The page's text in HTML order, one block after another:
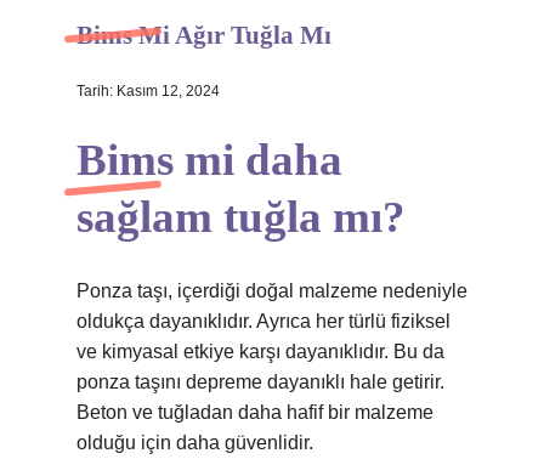
Hakkımızda
Bims Mi Ağır Tuğla Mı
Tarih: Kasım 12, 2024
Bims mi daha
sağlam tuğla mı?
Ponza taşı, içerdiği doğal malzeme nedeniyle
oldukça dayanıklıdır. Ayrıca her türlü fiziksel
ve kimyasal etkiye karşı dayanıklıdır. Bu da
ponza taşını depreme dayanıklı hale getirir.
Beton ve tuğladan daha hafif bir malzeme
olduğu için daha güvenlidir.